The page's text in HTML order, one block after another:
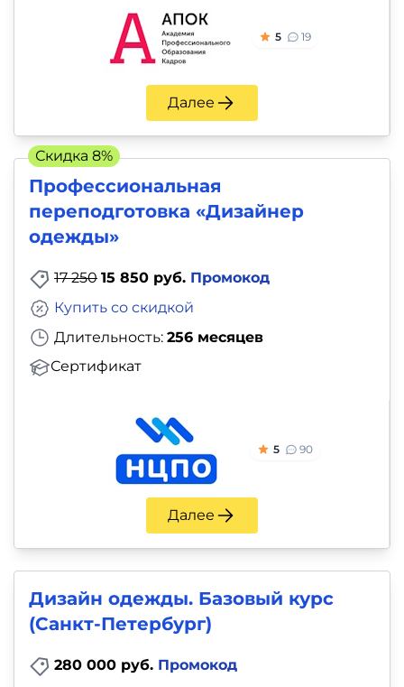
5 19
Далее
Профессиональная
переподготовка «Дизайнер
одежды»
17 250 15 850 руб. Промокод
Длительность: 256 месяцев
Сертификат
Купить со скидкой
5 90
Далее
Скидка 8%
Дизайн одежды. Базовый курс
(Санкт-Петербург)
280 000 руб. Промокод